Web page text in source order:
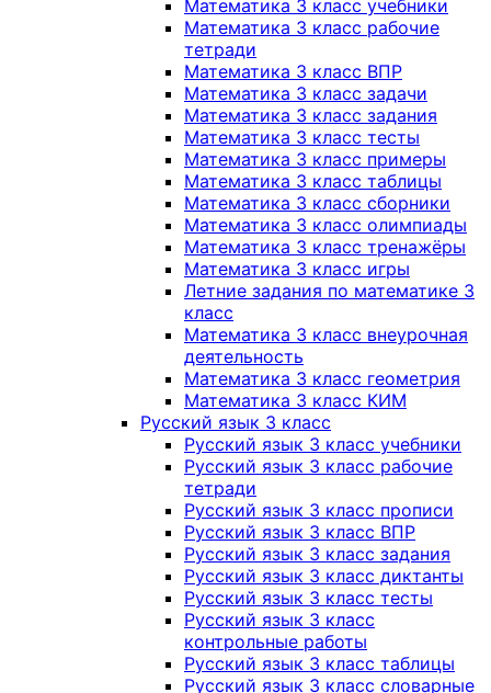
Математика 3 класс учебники
Математика 3 класс рабочие
тетради
Математика 3 класс ВПР
Математика 3 класс задачи
Математика 3 класс задания
Математика 3 класс тесты
Математика 3 класс примеры
Математика 3 класс таблицы
Математика 3 класс сборники
Математика 3 класс олимпиады
Математика 3 класс тренажёры
Математика 3 класс игры
Летние задания по математике 3
класс
Математика 3 класс внеурочная
деятельность
Математика 3 класс геометрия
Математика 3 класс КИМ
Русский язык 3 класс
Русский язык 3 класс учебники
Русский язык 3 класс рабочие
тетради
Русский язык 3 класс прописи
Русский язык 3 класс ВПР
Русский язык 3 класс задания
Русский язык 3 класс диктанты
Русский язык 3 класс тесты
Русский язык 3 класс
контрольные работы
Русский язык 3 класс таблицы
Русский язык 3 класс словарные